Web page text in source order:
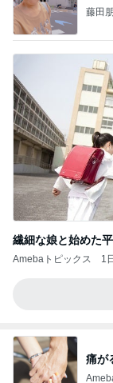
藤田
繊細な娘と始めた
Amebaトピックス 1
痛が